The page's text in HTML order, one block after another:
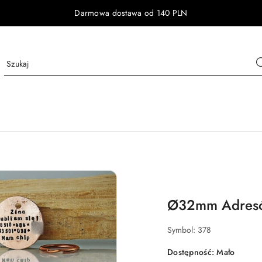
Darmowa dostawa od 140 PLN
Ø32mm
Symbol: 378
Dostępność:Mało